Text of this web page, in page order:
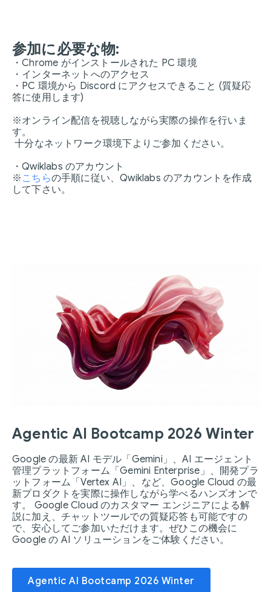
参加に必要な物:
・Chrome がインストールされた PC 環境
・インターネットへのアクセス
・PC 環境から Discord にアクセスできること (質疑応
答に使用します)
※オンライン配信を視聴しながら実際の操作を行いま
す。
十分なネットワーク環境下よりご参加ください。
・Qwiklabs のアカウント
※ こちらの手順に従い、Qwiklabs のアカウントを作成
して下さい。
Agentic AI Bootcamp 2026 Winter
Google の最新 AI モデル「Gemini」、AI エージェント
管理プラットフォーム「Gemini Enterprise」、開発プラ
ットフォーム「Vertex AI」、など、Google Cloud の最
新プロダクトを実際に操作しながら学べるハンズオンで
す。 Google Cloud のカスタマー エンジニアによる解
説に加え、チャットツールでの質疑応答も可能ですの
で、安心してご参加いただけます。ぜひこの機会に
Google の AI ソリューションをご体験ください。
Agentic AI Bootcamp 2026 Winter